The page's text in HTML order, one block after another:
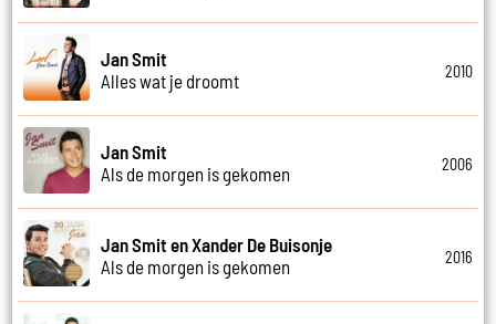
Jan Smit
Alles wat je droomt
2010
Jan Smit
Als de morgen is gekomen
2006
Jan Smit en Xander De Buisonje
Als de morgen is gekomen
2016